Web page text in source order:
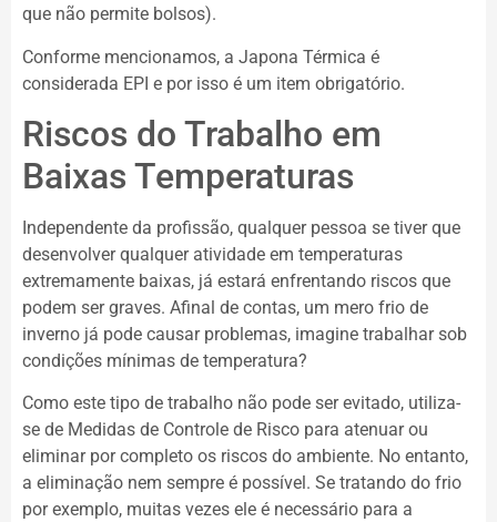
que não permite bolsos).
Conforme mencionamos, a Japona Térmica é
considerada EPI e por isso é um item obrigatório.
Riscos do Trabalho em
Baixas Temperaturas
Independente da profissão, qualquer pessoa se tiver que
desenvolver qualquer atividade em temperaturas
extremamente baixas, já estará enfrentando riscos que
podem ser graves. Afinal de contas, um mero frio de
inverno já pode causar problemas, imagine trabalhar sob
condições mínimas de temperatura?
Como este tipo de trabalho não pode ser evitado, utiliza-
se de Medidas de Controle de Risco para atenuar ou
eliminar por completo os riscos do ambiente. No entanto,
a eliminação nem sempre é possível. Se tratando do frio
por exemplo, muitas vezes ele é necessário para a